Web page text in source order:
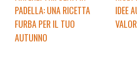
PADELLA: UNA RICETTA
FURBA PER IL TUO
AUTUNNO
IDEE